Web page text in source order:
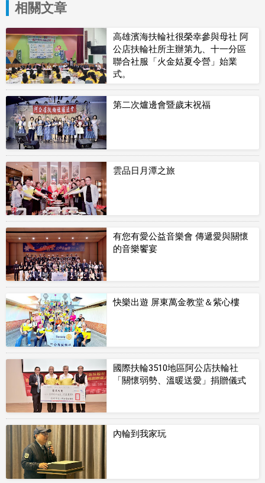
相關文章
高雄濱海扶輪社很榮幸參與母社 阿
公店扶輪社所主辦第九、十一分區
聯合社服「火金姑夏令營」始業
式。
第二次爐邊會暨歲末祝福
雲品日月潭之旅
有您有愛公益音樂會 傳遞愛與關懷
的音樂饗宴
快樂出遊 屏東萬金教堂＆紫心樓
國際扶輪3510地區阿公店扶輪社
「關懷弱勢、溫暖送愛」捐贈儀式
內輪到我家玩